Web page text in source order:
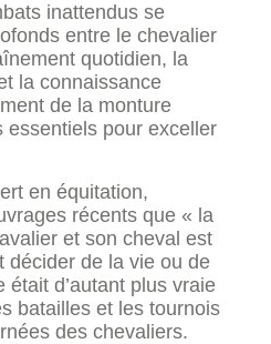
inattendus se
entre le chevalier
quotidien, la
la connaissance
de la monture
essentiels pour exceller
en équitation,
récents que « la
et son cheval est
décider de la vie ou de
était d’autant plus vraie
batailles et les tournois
des chevaliers.